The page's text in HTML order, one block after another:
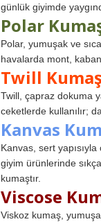
günlük giyimde
Polar
Polar, yumuşak ve
havalarda mont,
Twill
Twill, çapraz dokuma
ceketlerde kullanılır;
Kanvas
Kanvas, sert
giyim ürünlerinde
kumaştır.
Viscose
Viskoz kumaş,